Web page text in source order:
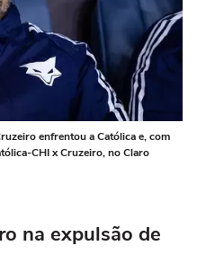
enfrentou a Católica e, com
CHI x Cruzeiro, no Claro
na expulsão de